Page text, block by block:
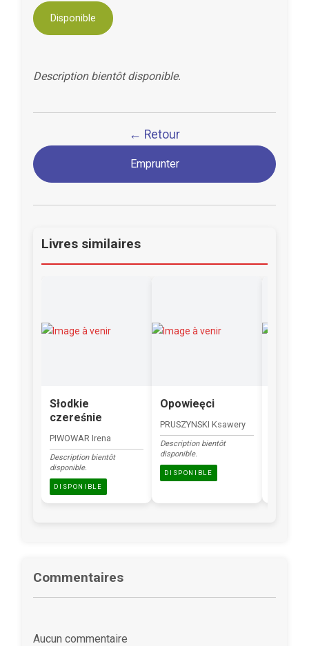
Disponible
Description bientôt disponible.
← Retour
Emprunter
Livres similaires
Słodkie
czereśnie
PIWOWAR Irena
Description bientôt
disponible.
DISPONIBLE
Opowieęci
PRUSZYNSKI Ksawery
Description bientôt
disponible.
DISPONIBLE
Commentaires
Aucun commentaire